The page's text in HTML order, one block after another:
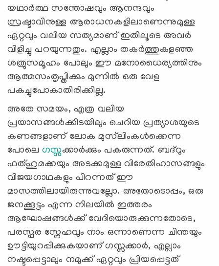
യഥാര്‍ത്ഥ സന്തോഷവും ആനന്ദവും
സ്രഷ്ടാവിനുള്ള ആരാധനകളിലാണെന്നുമുള്ള
ഏറ്റവും വലിയ സത്യമാണ് ഇതിലൂടെ അവര്‍
വിളിച്ചു പറയുന്നതും. എല്ലാം തകര്‍ത്തുകളഞ്ഞ
ശത്രുസമൂഹം പോലും ഈ മനോധൈര്യത്തിനും
ആത്മസംതൃപ്തിക്കും മുന്നില്‍ ഒരു വേള
പകച്ചുപോകാതിരിക്കില്ല.
അതേ സമയം, എത്ര വലിയ
പ്രയാസങ്ങള്‍ക്കിടയിലും ചെറിയ പ്രത്യാശയുടെ
കണങ്ങളാണ് ലോക മുസ്‍ലിംകള്‍ക്കെന്ന
പോലെ ഗസ്സക്കാര്‍ക്കും പകരുന്നത്. ബദ്റും
ഫത്ഹുമക്കയും അടക്കമുള്ള വിരേതിഹാസങ്ങളും
വിജയഗാഥകളും പിറന്നത് ഈ
മാസത്തിലായിരുന്നുവല്ലോ. അതോടൊപ്പം, ഒരു
ജനക്കൂട്ടം എന്ന നിലയില്‍ ഇത്തരം
ആഘോഷങ്ങള്‍ക്ക് വേദിയൊരുക്കുന്നതോടെ,
പരസ്പര സ്നേഹവും നാം ഒന്നാണെന്ന ചിന്തയും
ഊട്ടിയുറപ്പിക്കുകയാണ് ഗസ്സക്കാര്‍, എല്ലാം
നഷ്ടപ്പെട്ടാലും നമുക്ക് ഏറ്റവും പ്രിയപ്പെട്ടത്